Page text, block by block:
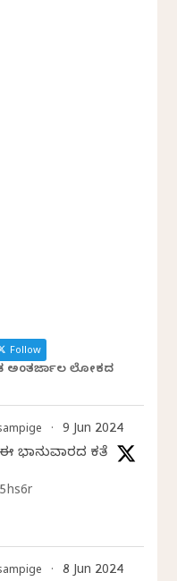
Follow
ಅಂತರ್ಜಾಲ ಲೋಕದ
· 9 Jun 2024
ಕತೆ
· 8 Jun 2024